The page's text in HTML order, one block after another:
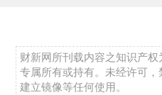
财新网所刊载内容之知识产
专属所有或持有。未经许可
建立镜像等任何使用。